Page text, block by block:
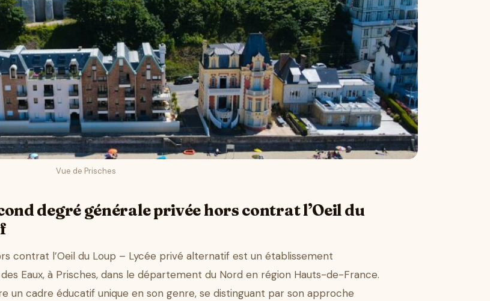
Vue de Prisches
degré générale privée hors contrat l’Oeil du
contrat l’Oeil du Loup – Lycée privé alternatif est un établissement
Eaux, à Prisches, dans le département du Nord en région Hauts-de-France.
un cadre éducatif unique en son genre, se distinguant par son approche